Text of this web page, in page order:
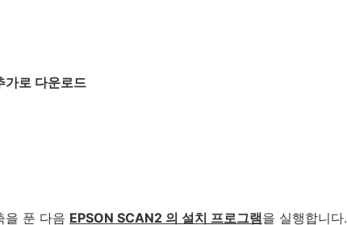
가로 다운로드
을 푼 다음 EPSON SCAN2 의 설치 프로그램을 실행합니다.